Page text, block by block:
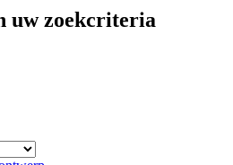
uw zoekcriteria